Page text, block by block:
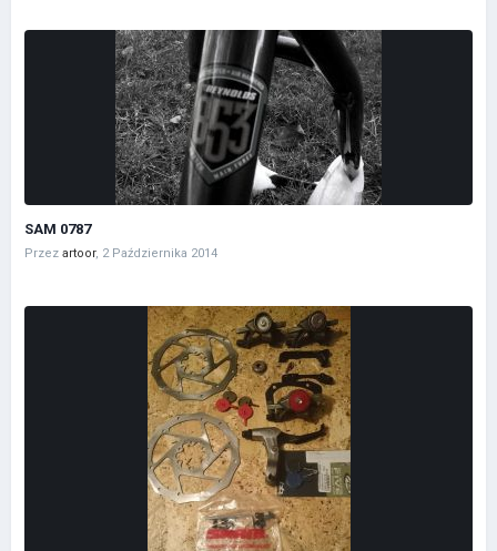
SAM 0787
Przez artoor, 2 Października 2014